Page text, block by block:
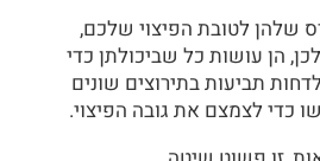
שלהן לטובת הפיצוי שלכם,
הן עושות כל שביכולתן כדי
תביעות בתירוצים שונים
כדי לצמצם את גובה הפיצוי.